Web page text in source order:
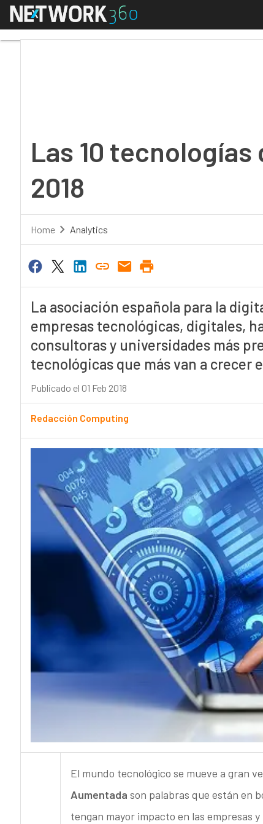
Menú
Las 10
2018
Home Analytics
La asociación española para la
empresas tecnológicas, digitales,
consultoras y universidades más
tecnológicas que más van a crecer
Publicado el 01 Feb 2018
Redacción Computing
El mundo tecnológico se mueve a gran
Aumentada son palabras que están en
tengan mayor impacto en las empresas